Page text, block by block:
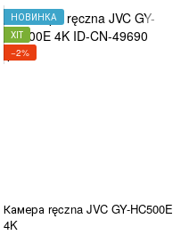
НОВИНКА
ХІТ
−2%
Камера ręczna JVC GY-HC500E
4K